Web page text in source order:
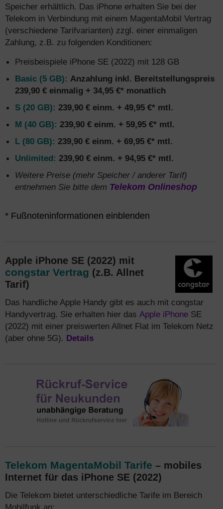
Speicher erhältlich. Das iPhone erhalten Sie bei der
Telekom in Verbindung mit einem MagentaMobil Vertrag
(verschiedene Tarifvarianten) zzgl. einer einmaligen
Zahlung, z.B. zu folgenden Konditionen:
Preisbeispiele iPhone SE (2022) mit 128 GB
Basic (5 GB): Anzahlung inkl. Bereitstellungspreis
239,90 € einmalig + 34,95 €* monatlich
S (20 GB): 239,90 € einm. + 49,95 €* mtl.
M (40 GB): 239,90 € einm. + 59,95 €* mtl.
L (80 GB): 239,90 € einm. + 69,95 €* mtl.
Unlimited: 239,90 € einm. + 94,95 €* mtl.
Weitere Preise (mehr Speicher / anderer Tarif)
entnehmen Sie bitte dem Telekom Onlineshop
* Die Vertragslaufzeit des Telekom MagentaMobil Vertrags
13.09.2024. Alle Angaben auf dieser Seite ohne Gewähr –
es gelten die Preise im Telekom Shop online beim
Absenden der Bestellung oder die Angaben an unserer
* Fußnoteninformationen einblenden
Apple iPhone SE (2022) mit
congstar Vertrag (z.B. Allnet
Tarif)
Das handliche Apple Handy gibt es auch mit congstar
Handyvertrag. Sie erhalten hier das Apple iPhone SE
(2022) mit einer preiswerten Allnet Flat im Telekom Netz
(aber ohne 5G). Details
Telekom MagentaMobil Tarife – mobiles
Internet für das iPhone SE (2022)
Die Telekom bietet unterschiedliche Tarife im Bereich
Mobilfunk an: